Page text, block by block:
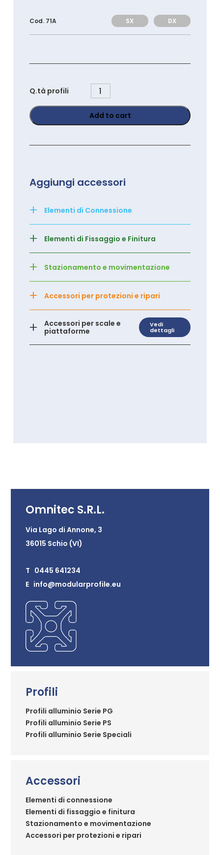
Cod. 71A SX DX
Q.tà profili
PK4545
quantity
Add to cart
Aggiungi accessori
+ Elementi di Connessione
+ Elementi di Fissaggio e Finitura
+ Stazionamento e movimentazione
+ Accessori per protezioni e ripari
+
Accessori per scale e
piattaforme
Vedi
dettagli
Omnitec S.R.L.
Via Lago di Annone, 3
36015 Schio (VI)
T 0445 641234
E info@modularprofile.eu
Profili
Profili alluminio Serie PG
Profili alluminio Serie PS
Profili alluminio Serie Speciali
Accessori
Elementi di connessione
Elementi di fissaggio e finitura
Stazionamento e movimentazione
Accessori per protezioni e ripari